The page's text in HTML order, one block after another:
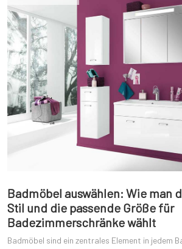
Badmöbel auswählen: Wie man
Stil und die passende Größe für
Badezimmerschränke wählt
Badmöbel sind ein zentrales Element in jedem